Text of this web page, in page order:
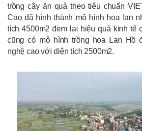
trồng cây ăn quả theo tiêu chuẩn
Cao đã hình thành mô hình hoa lan
tích 4500m2 đem lại hiệu quả kinh tế
cũng có mô hình trồng hoa Lan Hồ
nghệ cao với diện tích 2500m2.